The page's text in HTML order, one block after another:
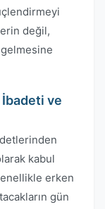
değil,
ve
kabul
erken
gün